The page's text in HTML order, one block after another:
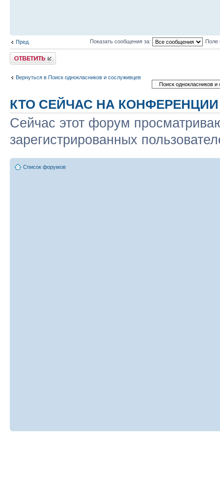
Пред. Показать сообщения за: Поле
Ответить
Вернуться в Поиск однокласников и сослуживцев
КТО СЕЙЧАС НА КОНФЕРЕНЦИИ
Сейчас этот форум
зарегистрированных
Список форумов